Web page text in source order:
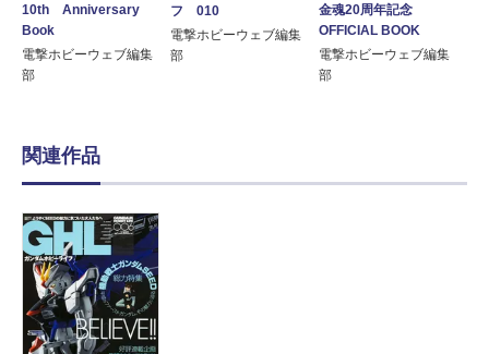
10th Anniversary
Book
電撃ホビーウェブ編集
部
フ 010
電撃ホビーウェブ編集
部
金魂20周年記念
OFFICIAL BOOK
電撃ホビーウェブ編集
部
関連作品